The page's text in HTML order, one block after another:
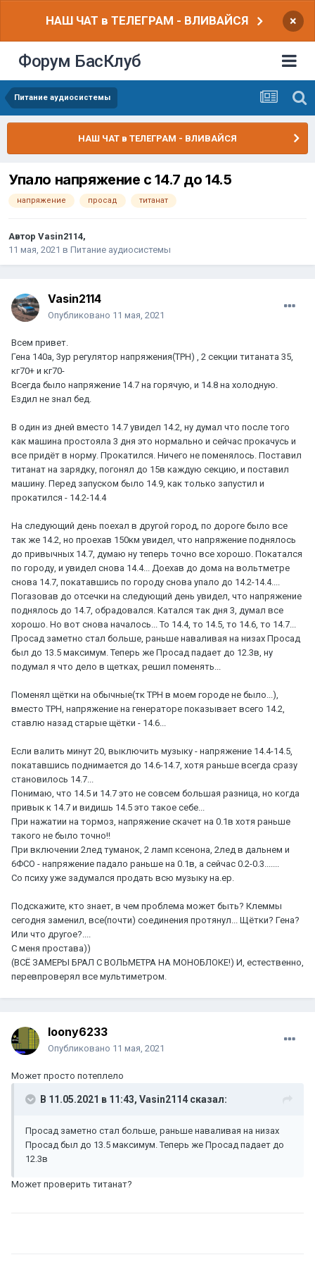
НАШ ЧАТ в ТЕЛЕГРАМ - ВЛИВАЙСЯ ×
Форум БасКлуб
Питание аудиосистемы
НАШ ЧАТ в ТЕЛЕГРАМ - ВЛИВАЙСЯ
Упало напряжение с 14.7 до 14.5
напряжение просад титанат
Автор Vasin2114,
11 мая, 2021 в Питание аудиосистемы
Vasin2114
Опубликовано 11 мая, 2021
Всем привет.
Гена 140а, 3ур регулятор напряжения(ТРН) , 2 секции титаната 35,
кг70+ и кг70-
Всегда было напряжение 14.7 на горячую, и 14.8 на холодную.
Ездил не знал бед.
В один из дней вместо 14.7 увидел 14.2, ну думал что после того
как машина простояла 3 дня это нормально и сейчас прокачусь и
все придёт в норму. Прокатился. Ничего не поменялось. Поставил
титанат на зарядку, погонял до 15в каждую секцию, и поставил
машину. Перед запуском было 14.9, как только запустил и
прокатился - 14.2-14.4
На следующий день поехал в другой город, по дороге было все
так же 14.2, но проехав 150км увидел, что напряжение поднялось
до привычных 14.7, думаю ну теперь точно все хорошо. Покатался
по городу, и увидел снова 14.4... Доехав до дома на вольтметре
снова 14.7, покатавшись по городу снова упало до 14.2-14.4....
Погазовав до отсечки на следующий день увидел, что напряжение
поднялось до 14.7, обрадовался. Катался так дня 3, думал все
хорошо. Но вот снова началось... То 14.4, то 14.5, то 14.6, то 14.7...
Просад заметно стал больше, раньше наваливая на низах Просад
был до 13.5 максимум. Теперь же Просад падает до 12.3в, ну
подумал я что дело в щетках, решил поменять...
Поменял щётки на обычные(тк ТРН в моем городе не было...),
вместо ТРН, напряжение на генераторе показывает всего 14.2,
ставлю назад старые щётки - 14.6...
Если валить минут 20, выключить музыку - напряжение 14.4-14.5,
покатавшись поднимается до 14.6-14.7, хотя раньше всегда сразу
становилось 14.7...
Понимаю, что 14.5 и 14.7 это не совсем большая разница, но когда
привык к 14.7 и видишь 14.5 это такое себе...
При нажатии на тормоз, напряжение скачет на 0.1в хотя раньше
такого не было точно!!
При включении 2лед туманок, 2 ламп ксенона, 2лед в дальнем и
6ФСО - напряжение падало раньше на 0.1в, а сейчас 0.2-0.3.......
Со психу уже задумался продать всю музыку на.ер.
Подскажите, кто знает, в чем проблема может быть? Клеммы
сегодня заменил, все(почти) соединения протянул... Щётки? Гена?
Или что другое?....
С меня простава))
(ВСЁ ЗАМЕРЫ БРАЛ С ВОЛЬМЕТРА НА МОНОБЛОКЕ!) И, естественно,
перевпроверял все мультиметром.
loony6233
Опубликовано 11 мая, 2021
Может просто потеплело
В 11.05.2021 в 11:43, Vasin2114 сказал:
Просад заметно стал больше, раньше наваливая на низах
Просад был до 13.5 максимум. Теперь же Просад падает до
12.3в
Может проверить титанат?